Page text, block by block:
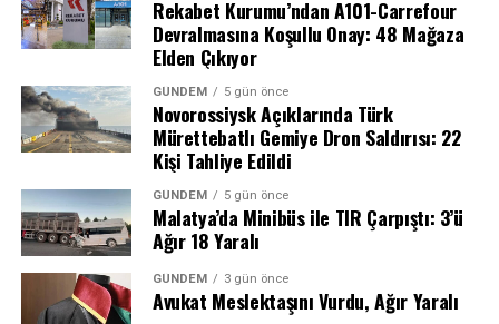
Soruşturma kapsamında ifadesine başvurulan tanıklar,
olayın ardından aracın detaylı bir şekilde temizlendiğini,
yerlerinin değiştirildiğini anlattı. Bir oto yıkama
işletmecisinin ifadesinde ise araç içerisinde yoğun bir
kötü koku olduğu ve arka koltuklarda kan izleri
görüldüğü belirtildi. Tüm bu deliller doğrultusunda
kimlikleri tespit edilen N.Y. (41) ve Y.D. (26), düzenlenen
operasyonla gözaltına alındı.
“Tasarlayarak Kasten Öldürme”
Rekabet Kurumu’ndan A101-Carrefour
Devralmasına Koşullu Onay: 48 Mağaza
Elden Çıkıyor
GÜNDEM 5 gün önce
Novorossiysk Açıklarında Türk
Mürettebatlı Gemiye Dron Saldırısı: 22
Kişi Tahliye Edildi
GÜNDEM 5 gün önce
Malatya’da Minibüs ile TIR Çarpıştı: 3’ü
Ağır 18 Yaralı
GÜNDEM 3 gün önce
Avukat Meslektaşını Vurdu, Ağır Yaralı